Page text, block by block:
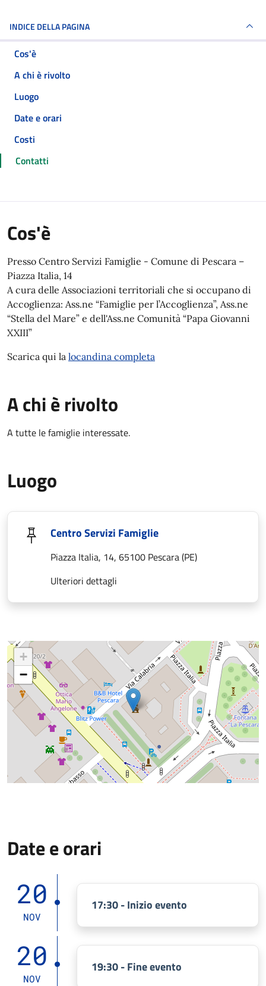
INDICE DELLA PAGINA
Cos'è
A chi è rivolto
Luogo
Date e orari
Costi
Contatti
Cos'è
Presso Centro Servizi Famiglie - Comune di Pescara –
Piazza Italia, 14
A cura delle Associazioni territoriali che si occupano di
Accoglienza: Ass.ne “Famiglie per l’Accoglienza”, Ass.ne
“Stella del Mare” e dell'Ass.ne Comunità “Papa Giovanni
XXIII”
Scarica qui la locandina completa
A chi è rivolto
A tutte le famiglie interessate.
Luogo
Centro Servizi Famiglie
Piazza Italia, 14, 65100 Pescara (PE)
Ulteriori dettagli
+
−
Date e orari
20
NOV
17:30 - Inizio evento
20
NOV
19:30 - Fine evento